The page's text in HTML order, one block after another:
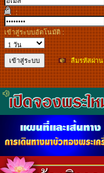
:
เข้าสู่ระบบอัตโนมัติ :
ลืมรหัสผ่าน